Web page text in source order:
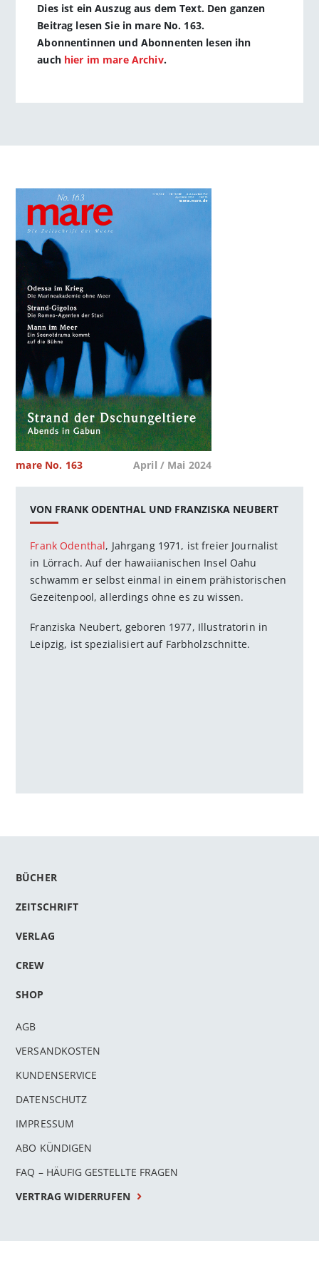
Dies ist ein Auszug aus dem Text. Den ganzen
Beitrag lesen Sie in mare No. 163.
Abonnentinnen und Abonnenten lesen ihn
auch hier im mare Archiv.
mare No. 163 April / Mai 2024
VON FRANK ODENTHAL UND FRANZISKA NEUBERT
Frank Odenthal, Jahrgang 1971, ist freier Journalist
in Lörrach. Auf der hawaiianischen Insel Oahu
schwamm er selbst einmal in einem prähistorischen
Gezeitenpool, allerdings ohne es zu wissen.
Franziska Neubert, geboren 1977, Illustratorin in
Leipzig, ist spezialisiert auf Farbholzschnitte.
BÜCHER
ZEITSCHRIFT
VERLAG
CREW
SHOP
AGB
VERSANDKOSTEN
KUNDENSERVICE
DATENSCHUTZ
IMPRESSUM
ABO KÜNDIGEN
FAQ – HÄUFIG GESTELLTE FRAGEN
VERTRAG WIDERRUFEN